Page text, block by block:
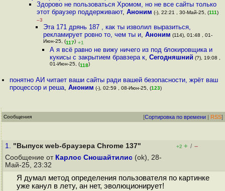
Здорово не пользоваться Хромом, но не все сайты только
этот браузер поддерживают, Аноним (-), 22:21 , 30-Май-25, (111)
–3
Эта 171 дрянь 187 , как ты изволил выразиться,
рекламирует ровно то, чем ты и, Аноним (114), 01:48 , 01-
Июн-25, (117) +1
А я всё равно не вижу ничего из под блокировщика и
кукисы с закрытием бравзера к,Сегодняшний (?), 19:08 ,
01-Июн-25, (118)
понятно АИ читает ваши сайты ради вашей безопасности, жрёт ваш
процессор и реша,Аноним (-), 02:59 , 08-Июн-25, (123)
Сообщения [Сортировка по времени | RSS]
1. "Выпуск web-браузера Chrome 137" +2 + / –
Сообщение от Карлос Сношайтилис (ok), 28-
Май-25, 23:32
Я думал метод определения пользователя по картинке
уже канул в лету, ан нет, эволюционирует!